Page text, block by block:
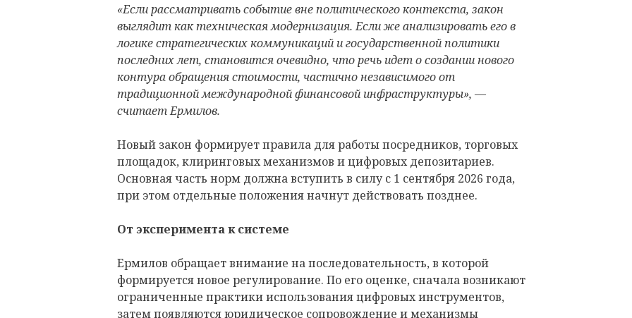
«Если рассматривать событие вне политического контекста, закон
выглядит как техническая модернизация. Если же анализировать его в
логике стратегических коммуникаций и государственной политики
последних лет, становится очевидно, что речь идет о создании нового
контура обращения стоимости, частично независимого от
традиционной международной финансовой инфраструктуры», —
считает Ермилов.
Новый закон формирует правила для работы посредников, торговых
площадок, клиринговых механизмов и цифровых депозитариев.
Основная часть норм должна вступить в силу с 1 сентября 2026 года,
при этом отдельные положения начнут действовать позднее.
От эксперимента к системе
Ермилов обращает внимание на последовательность, в которой
формируется новое регулирование. По его оценке, сначала возникают
ограниченные практики использования цифровых инструментов,
затем появляются юридическое сопровождение и механизмы